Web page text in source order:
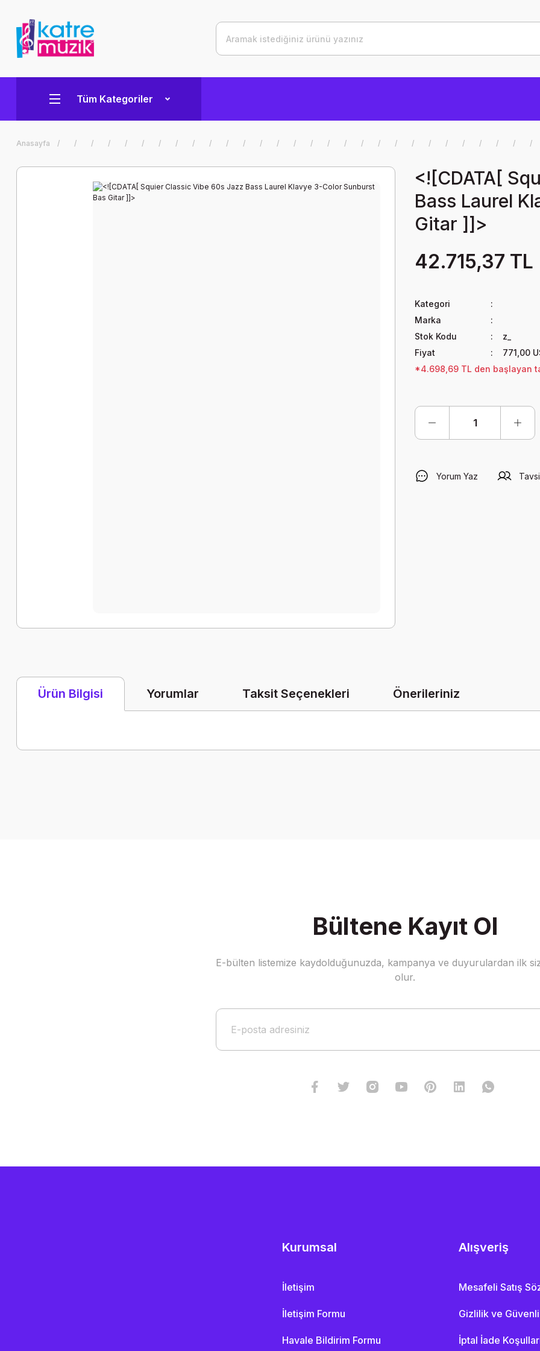
Tüm Kategoriler
Anasayfa
<![CDATA[
Bass Laurel
Gitar ]]>
42.715,37 TL
Kategori
Marka
Stok Kodu
z_
Fiyat
771,00
*4.698,69 TL den başlayan
Yorum Yaz
Ürün Bilgisi Yorumlar Taksit Seçenekleri Önerileriniz
Gönder
Bültene Kayıt Ol
E-bülten listemize kaydolduğunuzda, kampanya ve duyurulardan ilk
olur.
Kurumsal
İletişim
İletişim Formu
Havale Bildirim Formu
Alışveriş
Mesafeli Satış
Gizlilik ve
İptal İade